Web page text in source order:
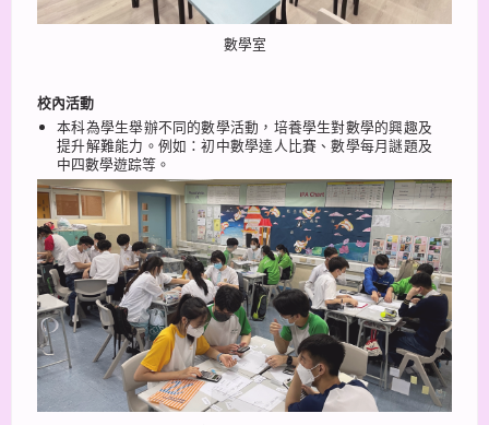
數學室
校內活動
本科為學生舉辦不同的數學活動，培養學生對數學的興趣及
提升解難能力。例如：初中數學達人比賽、數學每月謎題及
中四數學遊踪等。